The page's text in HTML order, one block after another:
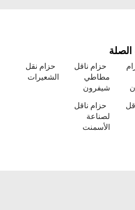
حزام ناقل
مطاطي
شيفرون
حزام نقل
الشعيرات
حزام ناقل
لصناعة
الأسمنت